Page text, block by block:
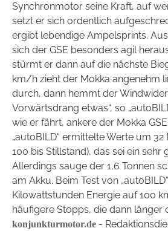
Synchronmotor seine Kraft, auf
setzt er sich ordentlich
ergibt lebendige Ampelsprints.
sich der GSE besonders agil
stürmt er dann auf die nächste
km/h zieht der Mokka angenehm
durch, dann hemmt der
Vorwärtsdrang etwas“, so
wie er fährt, ankere der Mokka
„autoBILD“ ermittelte Werte um
100 bis Stillstand), das sei ein sehr
Allerdings sauge der 1,6 Tonnen
am Akku. Beim Test von
Kilowattstunden Energie auf 100
häufigere Stopps, die dann länger
konjunkturmotor.de -